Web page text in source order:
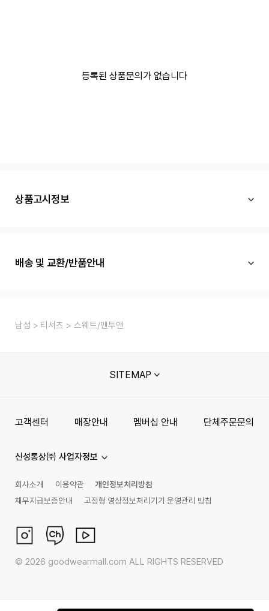
등록된 상품문의가 없습니다
상품고시정보
배송 및 교환/반품안내
남성 티셔츠 스웨트/맨투맨
SITEMAP
고객센터 매장안내 멤버십 안내 단체주문문의
신성통상㈜ 사업자정보
회사소개 이용약관
개인정보처리방침
채무지급보증안내
고정형 영상정보처리기기 운영관리 방침
© 2026 goodwearmall.com ALL RIGHTS RESERVED